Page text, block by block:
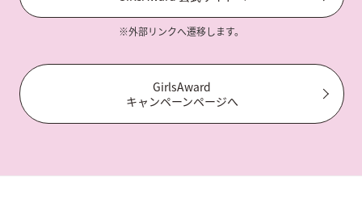
※外部リンクへ遷移します。
GirlsAward
キャンペーンページへ